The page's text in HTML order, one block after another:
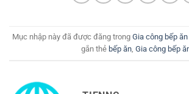
Mục nhập này đã được đăng trong Gia công bếp
gắn thẻ bếp ăn, Gia công bếp